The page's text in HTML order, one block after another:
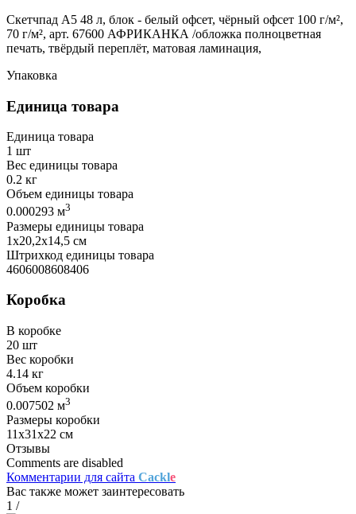
Скетчпад А5 48 л, блок - белый офсет, чёрный офсет 100 г/м²,
70 г/м², арт. 67600 АФРИКАНКА /обложка полноцветная
печать, твёрдый переплёт, матовая ламинация,
Упаковка
Единица товара
Единица товара
1 шт
Вес единицы товара
0.2 кг
Объем единицы товара
0.000293 м3
Размеры единицы товара
1х20,2х14,5 см
Штрихкод единицы товара
4606008608406
Коробка
В коробке
20 шт
Вес коробки
4.14 кг
Объем коробки
0.007502 м3
Размеры коробки
11х31х22 см
Отзывы
Comments are disabled
Комментарии для сайта Cackle
Вас также может заинтересовать
1 /